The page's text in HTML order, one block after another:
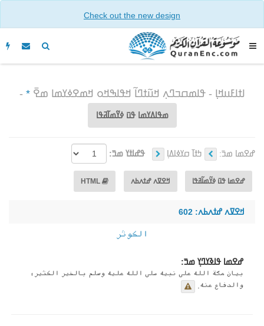
Check out the new design
ߊߙߊߓߎߞߊ߲ - ߟߊߘߛߏߣߍ߲ ߞߎ߬ߙߣߊ߬ ߞߟߊߒߞߋ ߞߘߐߦߌߘߊ ߘߐ߫*
-
ߘߟߊߡߌߘߊ ߟߎ߫ ߦߌ߬ߘߊ߬ߥߟߊ
ߝߐߘߊ ߘߏ߫: ߤߙߊ߫ ߛߌߦߊߡߊ߲ ߟߝߊߙߌ ߘߏ߫:
ߝߐߘߊ ߟߎ߫ ߦߌ߬ߘߊ߬ߥߟߊ ߞߐߜߍ ߝߙߍߕߍ HTML
ߞߐߜߍ ߝߙߍߕߍ: 602
الكوثر
ߝߐߘߊ ߟߊߢߌߣߌ߲ ߘߏ߫:
بيان منّة الله على نبيه صلى الله عليه وسلم بالخير الكثير؛
والدفاع عنه.